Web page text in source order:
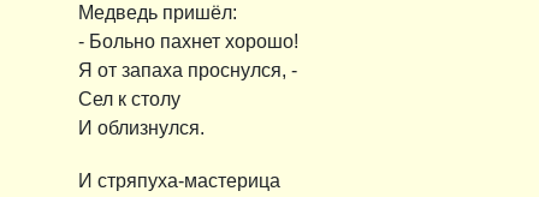
Медведь пришёл:
- Больно пахнет хорошо!
Я от запаха проснулся, -
Сел к столу
И облизнулся.
И стряпуха-мастерица